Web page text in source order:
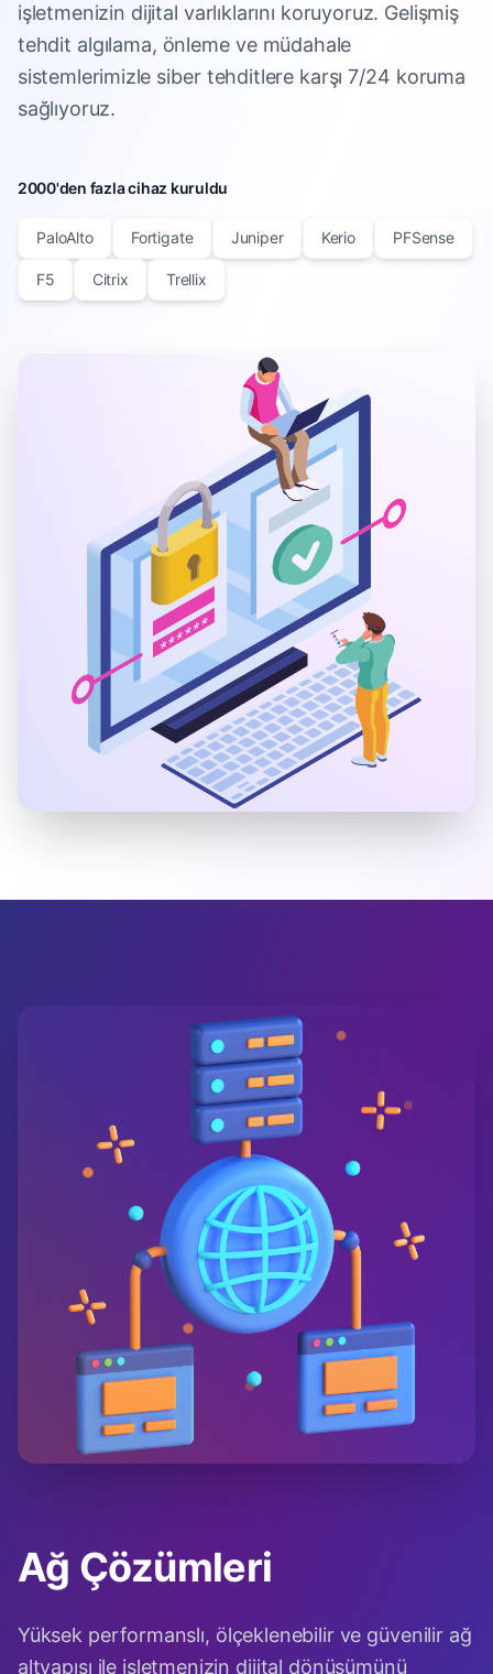
işletmenizin dijital varlıklarını koruyoruz. Gelişmiş
tehdit algılama, önleme ve müdahale
sistemlerimizle siber tehditlere karşı 7/24 koruma
sağlıyoruz.
2000'den fazla cihaz kuruldu
PaloAlto Fortigate Juniper Kerio PFSense
F5 Citrix Trellix
Ağ Çözümleri
Yüksek performanslı, ölçeklenebilir ve güvenilir ağ
altyapısı ile işletmenizin dijital dönüşümünü